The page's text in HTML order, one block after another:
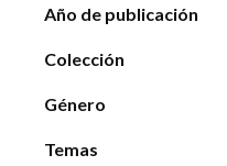
Año de publicación
Colección
Género
Temas